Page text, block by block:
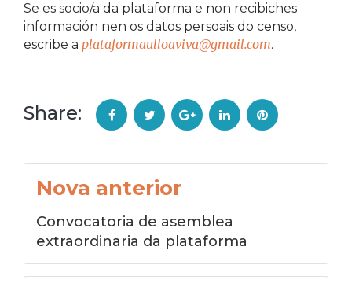
Se es socio/a da plataforma e non recibiches
información nen os datos persoais do censo,
escribe a plataformaulloaviva@gmail.com.
Share: FacebookTwitter Google+LinkedInPinterest
Navegación
entradas
Nova anterior
Convocatoria de asemblea
extraordinaria da plataforma